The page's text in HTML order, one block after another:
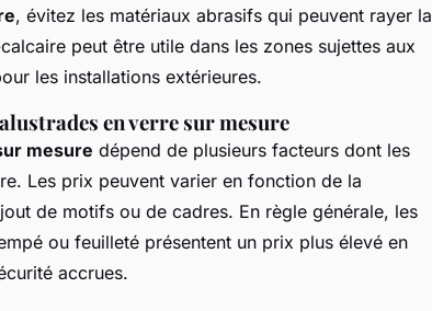
, évitez les matériaux abrasifs qui peuvent rayer la
peut être utile dans les zones sujettes aux
les installations extérieures.
en verre sur mesure
mesure dépend de plusieurs facteurs dont les
Les prix peuvent varier en fonction de la
de motifs ou de cadres. En règle générale, les
ou feuilleté présentent un prix plus élevé en
accrues.